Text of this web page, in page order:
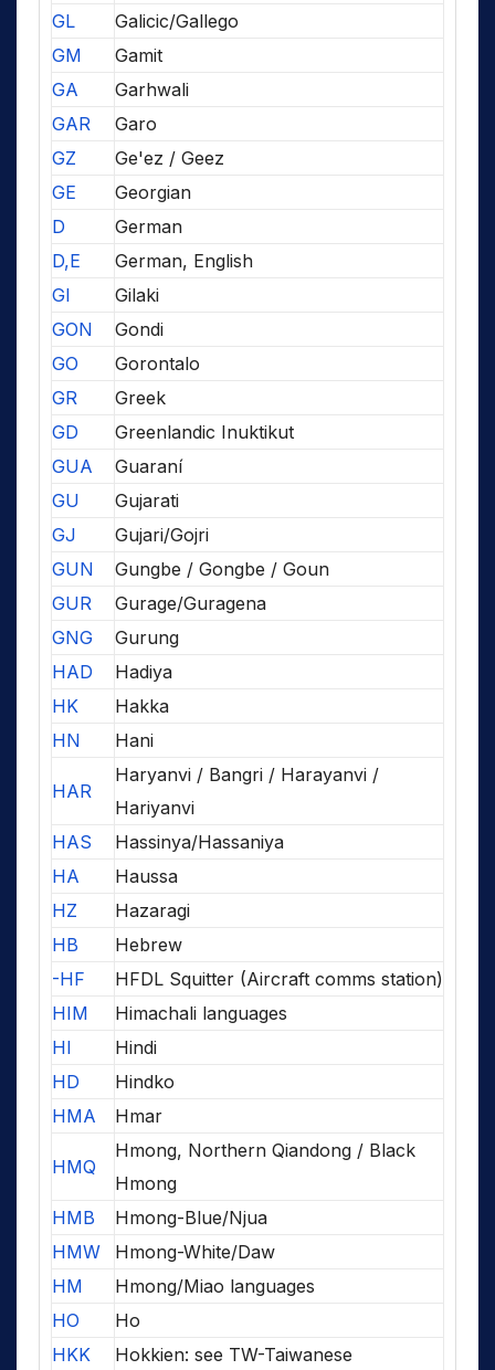
GL
Galicic/Gallego
GM
Gamit
GA
Garhwali
GAR
Garo
GZ
Ge'ez / Geez
GE
Georgian
D
German
D,E
German, English
GI
Gilaki
GON
Gondi
GO
Gorontalo
GR
Greek
GD
Greenlandic Inuktikut
GUA
Guaraní
GU
Gujarati
GJ
Gujari/Gojri
GUN
Gungbe / Gongbe / Goun
GUR
Gurage/Guragena
GNG
Gurung
HAD
Hadiya
HK
Hakka
HN
Hani
HAR
Haryanvi / Bangri / Harayanvi /
Hariyanvi
HAS
Hassinya/Hassaniya
HA
Haussa
HZ
Hazaragi
HB
Hebrew
-HF
HFDL Squitter (Aircraft comms station)
HIM
Himachali languages
HI
Hindi
HD
Hindko
HMA
Hmar
HMQ
Hmong, Northern Qiandong / Black
Hmong
HMB
Hmong-Blue/Njua
HMW
Hmong-White/Daw
HM
Hmong/Miao languages
HO
Ho
HKK
Hokkien: see TW-Taiwanese